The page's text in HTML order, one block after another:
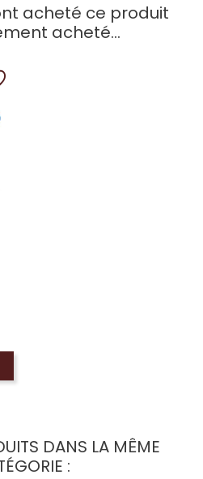
acheté ce produit
acheté...
DANS LA MÊME
: